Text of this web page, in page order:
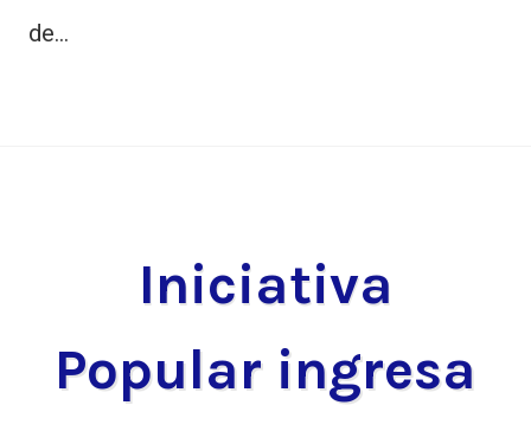
de…
Iniciativa
Popular ingresa